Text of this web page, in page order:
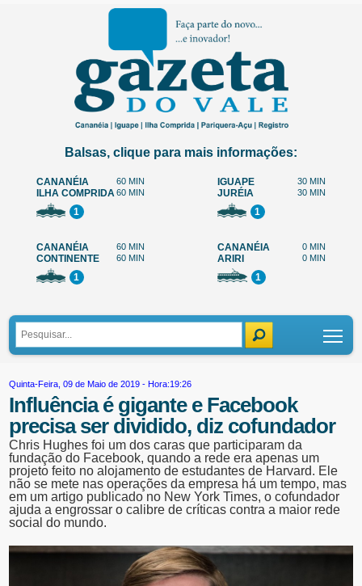
Balsas, clique para mais informações:
CANANÉIA 60 MIN
ILHA COMPRIDA60 MIN
1
IGUAPE 30 MIN
JURÉIA 30 MIN
1
CANANÉIA 60 MIN
CONTINENTE 60 MIN
1
CANANÉIA 0 MIN
ARIRI 0 MIN
1
Quinta-Feira, 09 de Maio de 2019 - Hora:19:26
Influência é gigante e Facebook
precisa ser dividido, diz cofundador
Chris Hughes foi um dos caras que participaram da
fundação do Facebook, quando a rede era apenas um
projeto feito no alojamento de estudantes de Harvard. Ele
não se mete nas operações da empresa há um tempo, mas
em um artigo publicado no New York Times, o cofundador
ajuda a engrossar o calibre de críticas contra a maior rede
social do mundo.